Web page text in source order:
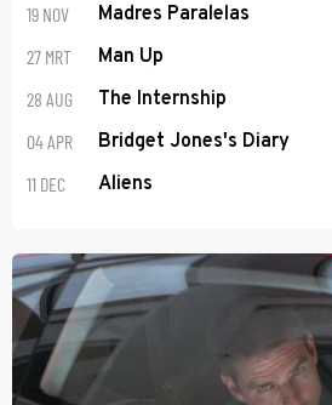
19 NOV Madres Paralelas
27 MRT Man Up
28 AUG The Internship
04 APR Bridget Jones's Diary
11 DEC Aliens